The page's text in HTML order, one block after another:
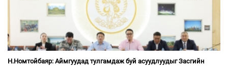
Н.Номтойбаяр: Аймгуудад тулгамдаж буй асуудлуудыг Засгийн